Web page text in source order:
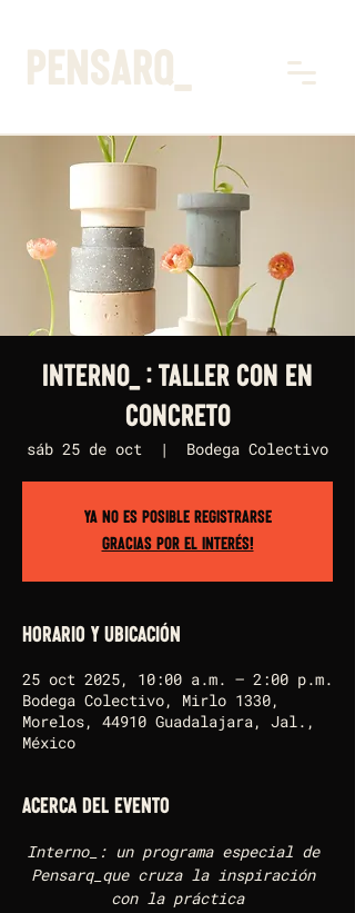
pensarq_
Interno_ : Taller con En
Concreto
sáb 25 de oct
  |
Bodega Colectivo
Ya no es posible registrarse
Gracias por el interés!
Horario y ubicación
25 oct 2025, 10:00 a.m. – 2:00 p.m.
Bodega Colectivo, Mirlo 1330,
Morelos, 44910 Guadalajara, Jal.,
México
Acerca del evento
Interno_: un programa especial de
Pensarq_que cruza la inspiración
con la práctica